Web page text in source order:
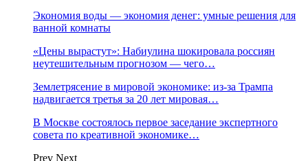
Экономия воды — экономия денег: умные решения для
ванной комнаты
«Цены вырастут»: Набиулина шокировала россиян
неутешительным прогнозом — чего…
Землетрясение в мировой экономике: из-за Трампа
надвигается третья за 20 лет мировая…
В Москве состоялось первое заседание экспертного
совета по креативной экономике…
Prev Next